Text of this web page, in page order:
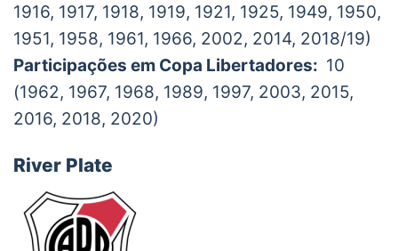
1916, 1917, 1918, 1919, 1921, 1925, 1949, 1950,
1951, 1958, 1961, 1966, 2002, 2014, 2018/19)
Participações em Copa Libertadores: 10
(1962, 1967, 1968, 1989, 1997, 2003, 2015,
2016, 2018, 2020)
River Plate